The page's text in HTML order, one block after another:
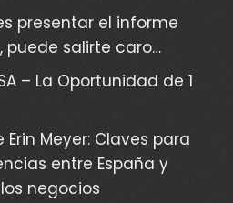
presentar el informe
puede salirte caro…
– La Oportunidad de 1
Meyer: Claves para
entre España y
negocios